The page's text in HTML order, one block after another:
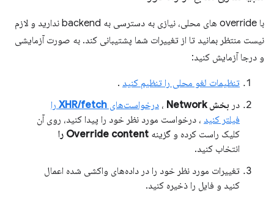
با override های محلی، نیازی به دسترسی به backend ندارید و لازم
نیست منتظر بمانید تا از تغییرات شما پشتیبانی کند. به صورت آزمایشی
و درجا آزمایش کنید:
تنظیمات لغو محلی را تنظیم کنید .
در بخش Network ، درخواست‌های XHR/fetch را
فیلتر کنید ، درخواست مورد نظر خود را پیدا کنید، روی آن
کلیک راست کرده و گزینه Override content را
انتخاب کنید.
تغییرات مورد نظر خود را در داده‌های واکشی شده اعمال
کنید و فایل را ذخیره کنید.